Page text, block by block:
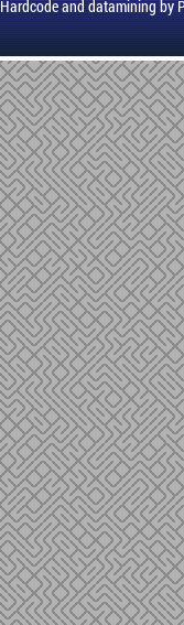
Hardcode and datamining by